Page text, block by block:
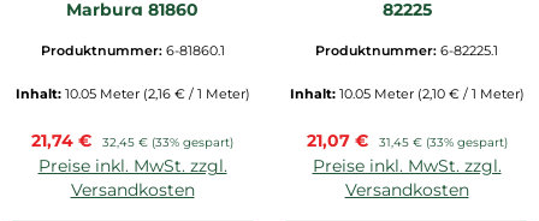
Marburg 81860
Produktnummer: 6-81860.1
Inhalt: 10.05 Meter (2,16 € / 1 Meter)
Verkaufspreis:
21,74 € Regulärer Preis:
32,45 € (33% gespart)
Preise inkl. MwSt. zzgl.
Versandkosten
82225
Produktnummer: 6-82225.1
Inhalt: 10.05 Meter (2,10 € / 1 Meter)
Verkaufspreis:
21,07 € Regulärer Preis:
31,45 € (33% gespart)
Preise inkl. MwSt. zzgl.
Versandkosten